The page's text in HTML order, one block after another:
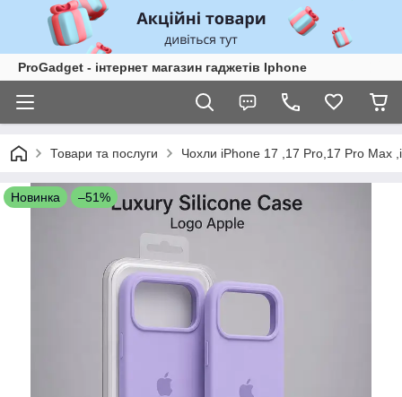
ProGadget - iнтернет магазин гаджетів Iphone
Товари та послуги Чохли iPhone 17 ,17 Pro,17 Pro Max
Новинка –51%